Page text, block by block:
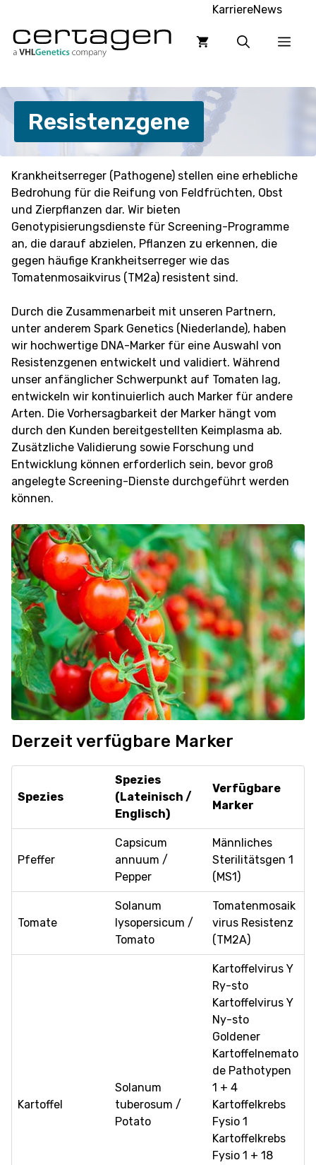
springen
KarriereNews
Resistenzgene
Krankheitserreger (Pathogene) stellen eine erhebliche
Bedrohung für die Reifung von Feldfrüchten, Obst
und Zierpflanzen dar. Wir bieten
Genotypisierungsdienste für Screening-Programme
an, die darauf abzielen, Pflanzen zu erkennen, die
gegen häufige Krankheitserreger wie das
Tomatenmosaikvirus (TM2a) resistent sind.
Durch die Zusammenarbeit mit unseren Partnern,
unter anderem Spark Genetics (Niederlande), haben
wir hochwertige DNA-Marker für eine Auswahl von
Resistenzgenen entwickelt und validiert. Während
unser anfänglicher Schwerpunkt auf Tomaten lag,
entwickeln wir kontinuierlich auch Marker für andere
Arten. Die Vorhersagbarkeit der Marker hängt vom
durch den Kunden bereitgestellten Keimplasma ab.
Zusätzliche Validierung sowie Forschung und
Entwicklung können erforderlich sein, bevor groß
angelegte Screening-Dienste durchgeführt werden
können.
Derzeit verfügbare Marker
Spezies
Spezies
(Lateinisch /
Englisch)
Verfügbare
Marker
Pfeffer
Capsicum
annuum /
Pepper
Männliches
Sterilitätsgen 1
(MS1)
Tomate
Solanum
lysopersicum /
Tomato
Tomatenmosaik
virus Resistenz
(TM2A)
Kartoffel
Solanum
tuberosum /
Potato
Kartoffelvirus Y
Ry-sto
Kartoffelvirus Y
Ny-sto
Goldener
Kartoffelnemato
de Pathotypen
1 + 4
Kartoffelkrebs
Fysio 1
Kartoffelkrebs
Fysio 1 + 18